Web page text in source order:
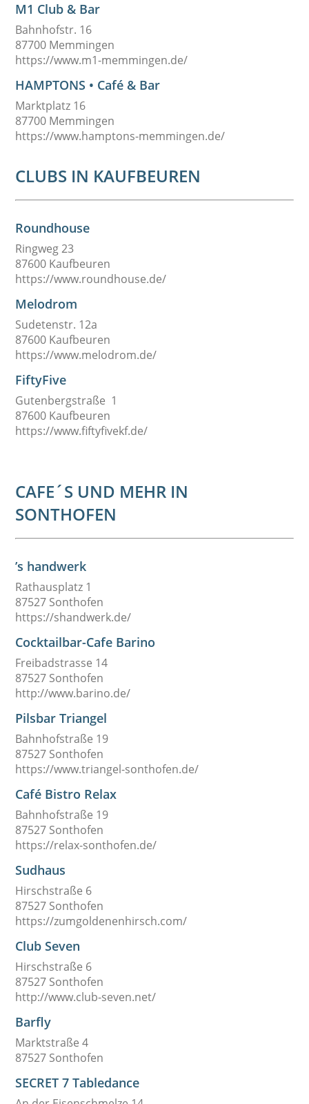
M1 Club & Bar
Bahnhofstr. 16
87700 Memmingen
https://www.m1-memmingen.de/
HAMPTONS • Café & Bar
Marktplatz 16
87700 Memmingen
https://www.hamptons-memmingen.de/
CLUBS IN KAUFBEUREN
Roundhouse
Ringweg 23
87600 Kaufbeuren
https://www.roundhouse.de/
Melodrom
Sudetenstr. 12a
87600 Kaufbeuren
https://www.melodrom.de/
FiftyFive
Gutenbergstraße 1
87600 Kaufbeuren
https://www.fiftyfivekf.de/
CAFE´S UND MEHR IN
SONTHOFEN
’s handwerk
Rathausplatz 1
87527 Sonthofen
https://shandwerk.de/
Cocktailbar-Cafe Barino
Freibadstrasse 14
87527 Sonthofen
http://www.barino.de/
Pilsbar Triangel
Bahnhofstraße 19
87527 Sonthofen
https://www.triangel-sonthofen.de/
Café Bistro Relax
Bahnhofstraße 19
87527 Sonthofen
https://relax-sonthofen.de/
Sudhaus
Hirschstraße 6
87527 Sonthofen
https://zumgoldenenhirsch.com/
Club Seven
Hirschstraße 6
87527 Sonthofen
http://www.club-seven.net/
Barfly
Marktstraße 4
87527 Sonthofen
SECRET 7 Tabledance